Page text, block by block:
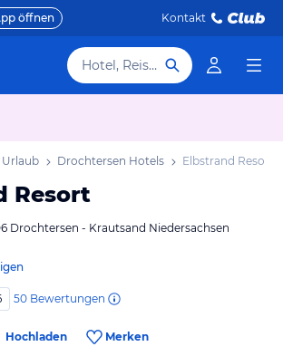
öffnen Kontakt
Hotel, Reiseziel
Drochtersen Hotels Elbstrand Resort
Resort
Drochtersen - Krautsand Niedersachsen
50 Bewertungen
Hochladen Merken